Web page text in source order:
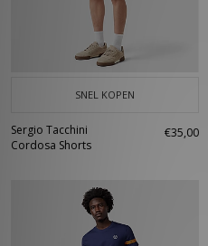
SNEL KOPEN
Sergio Tacchini
Cordosa Shorts
€35,00